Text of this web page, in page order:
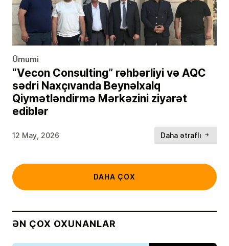
Ümumi
“Vecon Consulting” rəhbərliyi və AQC
sədri Naxçıvanda Beynəlxalq
Qiymətləndirmə Mərkəzini ziyarət
ediblər
12 May, 2026 Daha ətraflı
DAHA ÇOX
ƏN ÇOX OXUNANLAR